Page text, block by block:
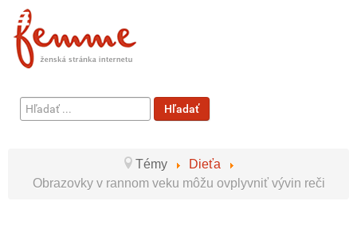
Hľadať
...
Hľadať
Témy
Dieťa
Obrazovky v rannom veku môžu ovplyvniť vývin reči